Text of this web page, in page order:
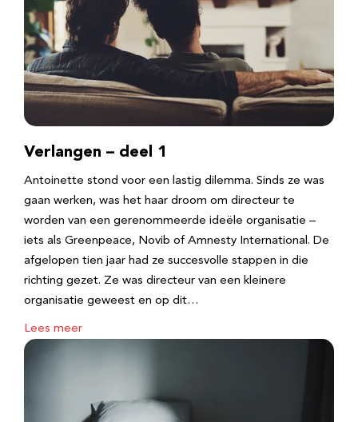
Verlangen – deel 1
Antoinette stond voor een lastig dilemma. Sinds ze was
gaan werken, was het haar droom om directeur te
worden van een gerenommeerde ideële organisatie –
iets als Greenpeace, Novib of Amnesty International. De
afgelopen tien jaar had ze succesvolle stappen in die
richting gezet. Ze was directeur van een kleinere
organisatie geweest en op dit…
Lees meer